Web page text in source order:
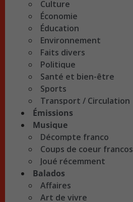
Culture
Économie
Éducation
Environnement
Faits divers
Politique
Santé et bien-être
Sports
Transport / Circulation
Émissions
Musique
Décompte franco
Coups de coeur francos
Joué récemment
Balados
Affaires
Art de vivre